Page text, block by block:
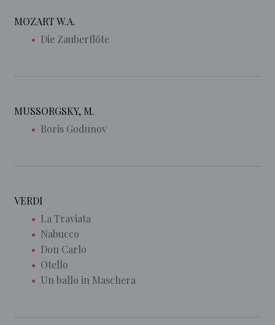
MOZART W.A.
Die Zauberflöte
MUSSORGSKY, M.
Boris Godunov
VERDI
La Traviata
Nabucco
Don Carlo
Otello
Un ballo in Maschera